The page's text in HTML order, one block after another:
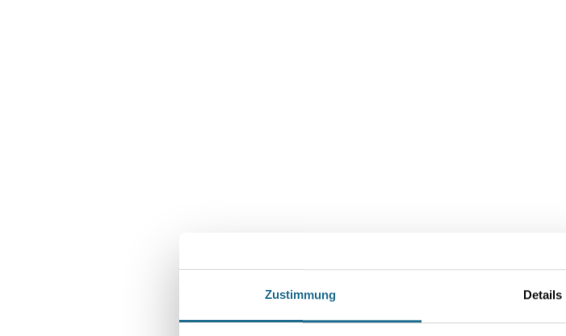
Zustimmung Details